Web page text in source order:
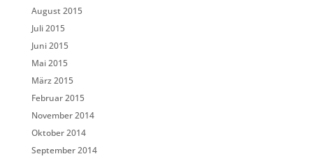
August 2015
Juli 2015
Juni 2015
Mai 2015
März 2015
Februar 2015
November 2014
Oktober 2014
September 2014